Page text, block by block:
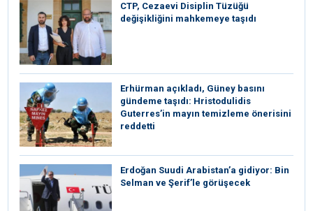
CTP, Cezaevi Disiplin Tüzüğü
değişikliğini mahkemeye taşıdı
Erhürman açıkladı, Güney basını
gündeme taşıdı: Hristodulidis
Guterres’in mayın temizleme önerisini
reddetti
Erdoğan Suudi Arabistan’a gidiyor: Bin
Selman ve Şerif’le görüşecek